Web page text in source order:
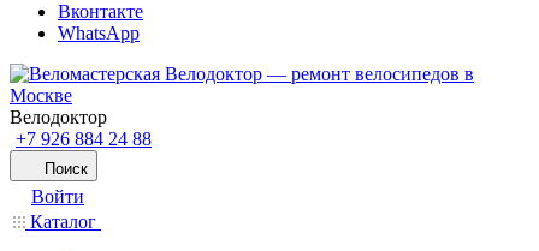
Вконтакте
WhatsApp
Велодоктор
+7 926 884 24 88
Поиск
Войти
Каталог